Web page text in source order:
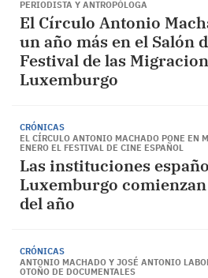
PERIODISTA Y ANTROPÓLOGA
El Círculo Antonio
un año más en el Salón
Festival de las
Luxemburgo
CRÓNICAS
EL CÍRCULO ANTONIO MACHADO PONE EN
ENERO EL FESTIVAL DE CINE ESPAÑOL
Las instituciones
Luxemburgo
del año
CRÓNICAS
ANTONIO MACHADO Y JOSÉ ANTONIO
OTOÑO DE DOCUMENTALES